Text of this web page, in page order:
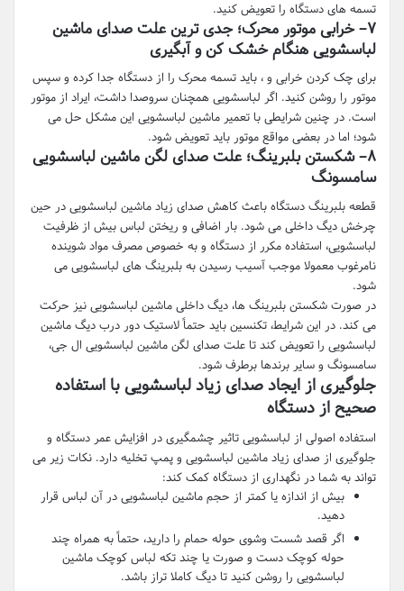
تسمه های دستگاه را تعویض کنید.
۷–خرابی موتور محرک؛ جدی ترین علت صدای ماشین
لباسشویی هنگام خشک کن و آبگیری
برای چک کردن خرابی و ، باید تسمه محرک را از دستگاه جدا کرده و سپس
موتور را روشن کنید. اگر لباسشویی همچنان سروصدا داشت، ایراد از موتور
است. در چنین شرایطی با تعمیر ماشین لباسشویی این مشکل حل می
شود؛ اما در بعضی مواقع موتور باید تعویض شود.
۸–شکستن بلبرینگ؛ علت صدای لگن ماشین لباسشویی
سامسونگ
قطعه بلبرینگ دستگاه باعث کاهش صدای زیاد ماشین لباسشویی در حین
چرخش دیگ داخلی می شود. بار اضافی و ریختن لباس بیش از ظرفیت
لباسشویی، استفاده مکرر از دستگاه و به خصوص مصرف مواد شوینده
نامرغوب معمولا موجب آسیب رسیدن به بلبرینگ های لباسشویی می
شود.
در صورت شکستن بلبرینگ ها، دیگ داخلی ماشین لباسشویی نیز حرکت
می کند. در این شرایط، تکنسین باید حتماً لاستیک دور درب دیگ ماشین
لباسشویی را تعویض کند تا علت صدای لگن ماشین لباسشویی ال جی،
سامسونگ و سایر برندها برطرف شود.
جلوگیری از ایجاد صدای زیاد لباسشویی با استفاده
صحیح از دستگاه
استفاده اصولی از لباسشویی تاثیر چشمگیری در افزایش عمر دستگاه و
جلوگیری از صدای زیاد ماشین لباسشویی و پمپ تخلیه دارد. نکات زیر می
تواند به شما در نگهداری از دستگاه کمک کند:
بیش از اندازه یا کمتر از حجم ماشین لباسشویی در آن لباس قرار
دهید.
اگر قصد شست وشوی حوله حمام را دارید، حتماً به همراه چند
حوله کوچک دست و صورت یا چند تکه لباس کوچک ماشین
لباسشویی را روشن کنید تا دیگ کاملا تراز باشد.